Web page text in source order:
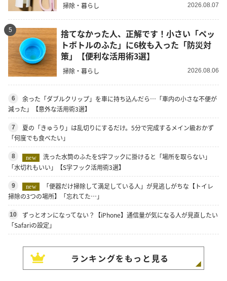
掃除・暮らし 2026.08.07
5
捨てなかった人、正解です！小さい「ペッ
トボトルのふた」に6枚も入った「防災対
策」【便利な活用術3選】
掃除・暮らし 2026.08.06
6
余った「ダブルクリップ」を車に持ち込んだら…「車内の小さな不便が
減った」【意外な活用術3選】
7
夏の「きゅうり」は乱切りにするだけ。5分で完成するメイン級おかず
「何度でも食べたい」
8 new
洗った水筒のふたをS字フックに掛けると「場所を取らない」
「水切れもいい」【S字フック活用術3選】
9 new
「便器だけ掃除して満足している人」が見逃しがちな【トイレ
掃除の3つの場所】「忘れてた…」
10
ずっとオンになってない？【iPhone】通信量が気になる人が見直したい
「Safariの設定」
ランキングをもっと見る